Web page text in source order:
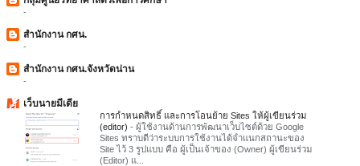
-
สำนักงาน กศน.
-
สำนักงาน กศน.จังหวัดน่าน
-
เว็บนายมีเดีย
การกำหนดสิทธิ์ และการโอนย้าย Sites ให้ผู้เขียนร่วม
(editor) - ผู้ใช้งานด้านการพัฒนาเว็บไซต์ด้วย Google
Sites ทราบดีว่าระบบการใช้งานได้จำแนกสถานะของ
Site ไว้ 3 รูปแบบ คือ ผู้เป็นเจ้าของ (Owner) ผู้เขียนร่วม
(Editor) แ...